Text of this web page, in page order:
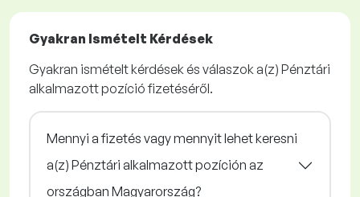
Gyakran Ismételt Kérdések
Gyakran ismételt kérdések és válaszok a(z) Pénztári
alkalmazott pozíció fizetéséről.
Mennyi a fizetés vagy mennyit lehet keresni
a(z) Pénztári alkalmazott pozíción az
országban Magyarország?